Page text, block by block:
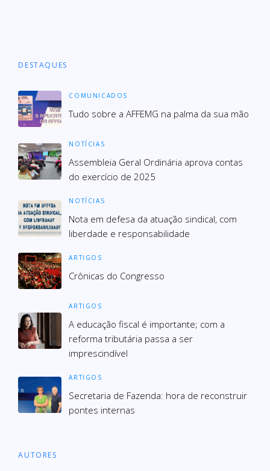
DESTAQUES
COMUNICADOS
Tudo sobre a AFFEMG na palma da sua mão
NOTÍCIAS
Assembleia Geral Ordinária aprova contas
do exercício de 2025
NOTÍCIAS
Nota em defesa da atuação sindical, com
liberdade e responsabilidade
ARTIGOS
Crônicas do Congresso
ARTIGOS
A educação fiscal é importante; com a
reforma tributária passa a ser
imprescindível
ARTIGOS
Secre­ta­ria de Fazenda: hora de recons­truir
pon­tes inter­nas
AUTORES